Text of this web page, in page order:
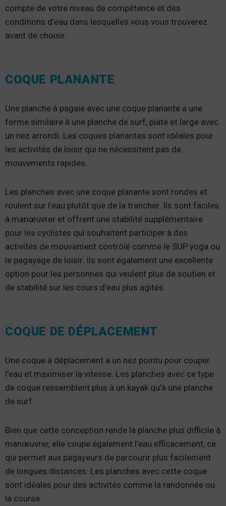
compte de votre niveau de compétence et des
conditions d’eau dans lesquelles vous vous trouverez
avant de choisir.
COQUE PLANANTE
Une planche à pagaie avec une coque planante a une
forme similaire à une planche de surf, plate et large avec
un nez arrondi. Les coques planantes sont idéales pour
les activités de loisir qui ne nécessitent pas de
mouvements rapides.
Les planches avec une coque planante sont rondes et
roulent sur l’eau plutôt que de la trancher. Ils sont faciles
à manœuvrer et offrent une stabilité supplémentaire
pour les cyclistes qui souhaitent participer à des
activités de mouvement contrôlé comme le SUP yoga ou
le pagayage de loisir. Ils sont également une excellente
option pour les personnes qui veulent plus de soutien et
de stabilité sur les cours d’eau plus agités.
COQUE DE DÉPLACEMENT
Une coque à déplacement a un nez pointu pour couper
l’eau et maximiser la vitesse. Les planches avec ce type
de coque ressemblent plus à un kayak qu’à une planche
de surf.
Bien que cette conception rende la planche plus difficile à
manœuvrer, elle coupe également l’eau efficacement, ce
qui permet aux pagayeurs de parcourir plus facilement
de longues distances. Les planches avec cette coque
sont idéales pour des activités comme la randonnée ou
la course.